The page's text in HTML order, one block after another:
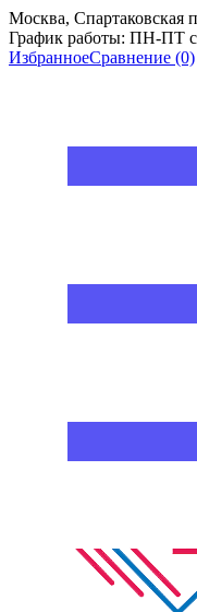
Москва, Спартаковская
График работы: ПН-ПТ с
ИзбранноеСравнение (0)